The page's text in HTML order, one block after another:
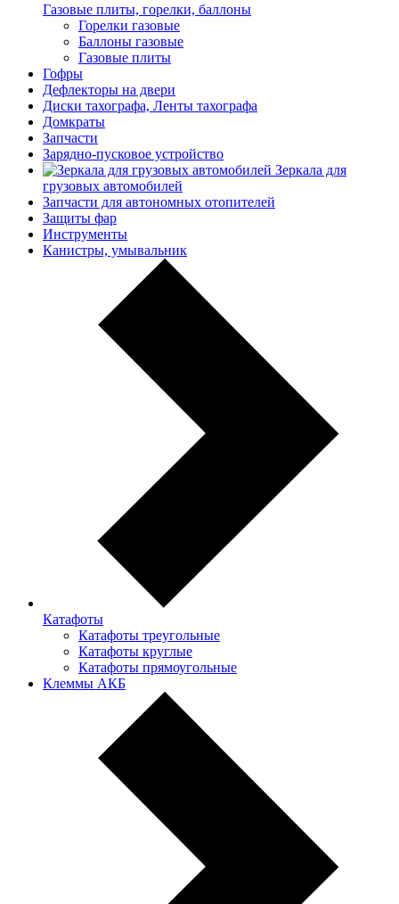
Газовые плиты, горелки, баллоны
Горелки газовые
Баллоны газовые
Газовые плиты
Гофры
Дефлекторы на двери
Диски тахографа, Ленты тахографа
Домкраты
Запчасти
Зарядно-пусковое устройство
Зеркала для
грузовых автомобилей
Запчасти для автономных отопителей
Защиты фар
Инструменты
Канистры, умывальник
Катафоты
Катафоты треугольные
Катафоты круглые
Катафоты прямоугольные
Клеммы АКБ